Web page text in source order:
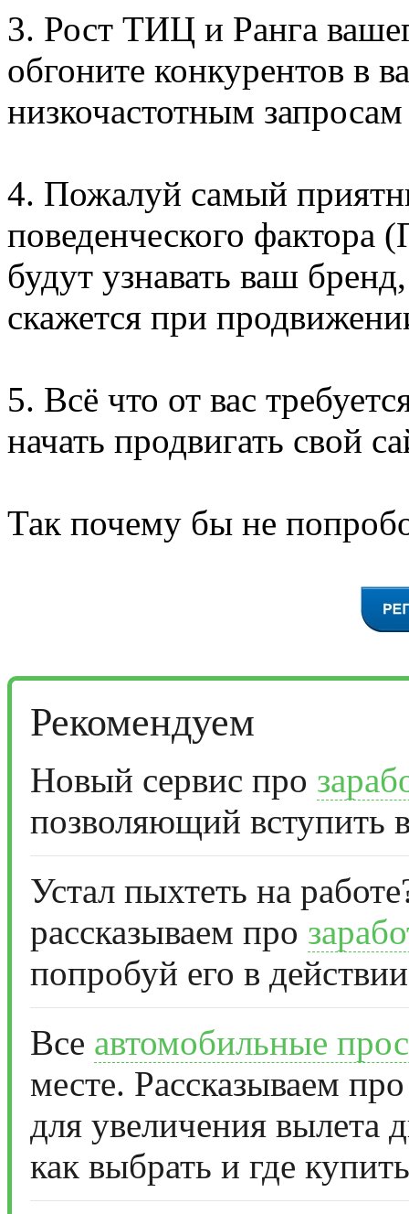
3. Рост ТИЦ и Ранга
обгоните конкурентов в
низкочастотным
4. Пожалуй самый
поведенческого
будут узнавать ваш
скажется при
5. Всё что от вас
начать продвигать свой
Так почему бы не
Рекомендуем
Новый сервис про
позволяющий вступить
Устал пыхтеть на
рассказываем про
попробуй его в
Все автомобильные
месте. Рассказываем
для увеличения вылета
как выбрать и где